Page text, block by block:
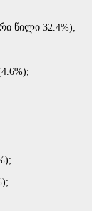
წილი 32.4%);